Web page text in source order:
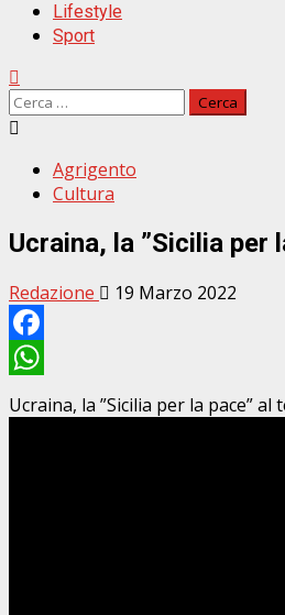
Lifestyle
Sport
Ricerca
per:
Agrigento
Cultura
Ucraina, la ”Sicilia
Redazione 19 Marzo 2022
Facebook
WhatsApp
Ucraina, la ”Sicilia per la pace”